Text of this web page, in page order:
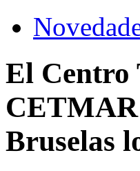
El Centro
CETMAR
Bruselas